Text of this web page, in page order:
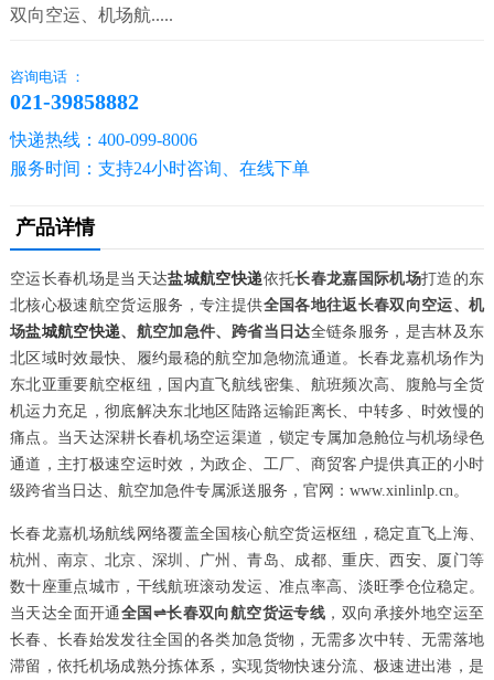
双向空运、机场航.....
咨询电话 ：
021-39858882
快递热线：400-099-8006
服务时间：支持24小时咨询、在线下单
产品详情
空运长春机场是当天达盐城航空快递依托长春龙嘉国际机场打造的东
北核心极速航空货运服务，专注提供全国各地往返长春双向空运、机
场盐城航空快递、航空加急件、跨省当日达全链条服务，是吉林及东
北区域时效最快、履约最稳的航空加急物流通道。长春龙嘉机场作为
东北亚重要航空枢纽，国内直飞航线密集、航班频次高、腹舱与全货
机运力充足，彻底解决东北地区陆路运输距离长、中转多、时效慢的
痛点。当天达深耕长春机场空运渠道，锁定专属加急舱位与机场绿色
通道，主打极速空运时效，为政企、工厂、商贸客户提供真正的小时
级跨省当日达、航空加急件专属派送服务，官网：www.xinlinlp.cn。
长春龙嘉机场航线网络覆盖全国核心航空货运枢纽，稳定直飞上海、
杭州、南京、北京、深圳、广州、青岛、成都、重庆、西安、厦门等
数十座重点城市，干线航班滚动发运、准点率高、淡旺季仓位稳定。
当天达全面开通 全国⇌长春双向航空货运专线 ，双向承接外地空运至
长春、长春始发发往全国的各类加急货物，无需多次中转、无需落地
滞留，依托机场成熟分拣体系，实现货物快速分流、极速进出港，是